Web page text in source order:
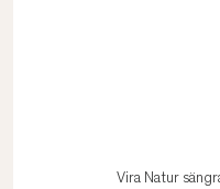
Vira Natur